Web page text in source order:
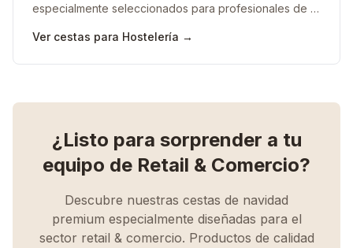
especialmente seleccionados para profesionales de la
Ver cestas para Hostelería →
¿Listo para sorprender a tu
equipo de Retail & Comercio?
Descubre nuestras cestas de navidad
premium especialmente diseñadas para el
sector retail & comercio. Productos de calidad